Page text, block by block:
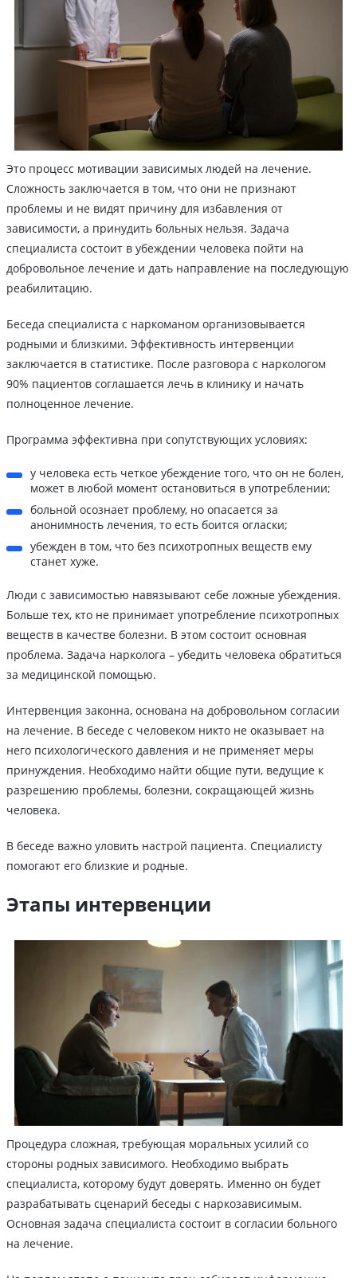
Это процесс мотивации зависимых людей на лечение.
Сложность заключается в том, что они не признают
проблемы и не видят причину для избавления от
зависимости, а принудить больных нельзя. Задача
специалиста состоит в убеждении человека пойти на
добровольное лечение и дать направление на последующую
реабилитацию.
Беседа специалиста с наркоманом организовывается
родными и близкими. Эффективность интервенции
заключается в статистике. После разговора с наркологом
90% пациентов соглашается лечь в клинику и начать
полноценное лечение.
Программа эффективна при сопутствующих условиях:
у человека есть четкое убеждение того, что он не болен,
может в любой момент остановиться в употреблении;
больной осознает проблему, но опасается за
анонимность лечения, то есть боится огласки;
убежден в том, что без психотропных веществ ему
станет хуже.
Люди с зависимостью навязывают себе ложные убеждения.
Больше тех, кто не принимает употребление психотропных
веществ в качестве болезни. В этом состоит основная
проблема. Задача нарколога – убедить человека обратиться
за медицинской помощью.
Интервенция законна, основана на добровольном согласии
на лечение. В беседе с человеком никто не оказывает на
него психологического давления и не применяет меры
принуждения. Необходимо найти общие пути, ведущие к
разрешению проблемы, болезни, сокращающей жизнь
человека.
В беседе важно уловить настрой пациента. Специалисту
помогают его близкие и родные.
Этапы интервенции
Процедура сложная, требующая моральных усилий со
стороны родных зависимого. Необходимо выбрать
специалиста, которому будут доверять. Именно он будет
разрабатывать сценарий беседы с наркозависимым.
Основная задача специалиста состоит в согласии больного
на лечение.